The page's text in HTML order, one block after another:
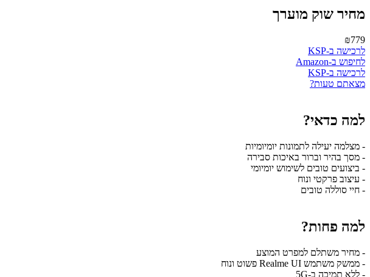
מחיר שוק מוערך
₪779
לרכישה ב-KSP
לחיפוש ב-Amazon
לרכישה ב-KSP
מצאתם טעות?
למה כדאי?
- מצלמה יעילה לתמונות יומיומיות
- מסך בהיר וברור באיכות סבירה
- ביצועים טובים לשימוש יומיומי
- עיצוב פרקטי ונוח
- חיי סוללה טובים
למה פחות?
- מחיר משתלם למפרט המוצע
- ממשק משתמש Realme UI פשוט ונוח
- ללא תמיכה ב-5G